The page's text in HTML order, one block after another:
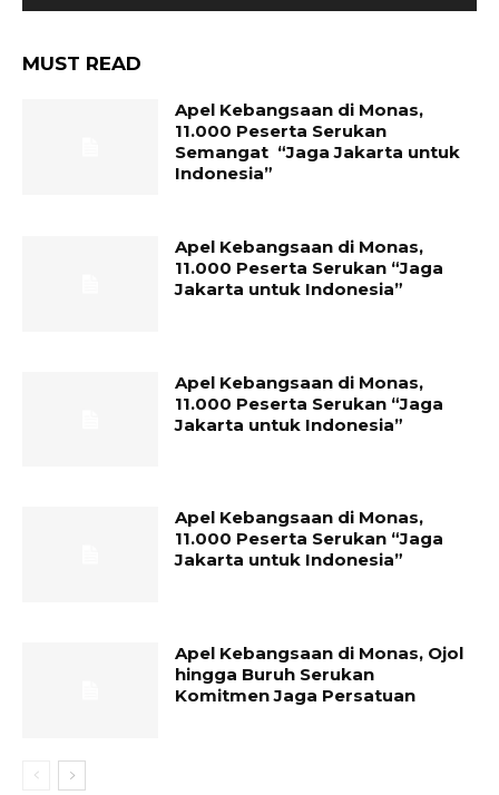
MUST READ
Apel Kebangsaan di Monas,
11.000 Peserta Serukan
Semangat “Jaga Jakarta untuk
Indonesia”
Apel Kebangsaan di Monas,
11.000 Peserta Serukan “Jaga
Jakarta untuk Indonesia”
Apel Kebangsaan di Monas,
11.000 Peserta Serukan “Jaga
Jakarta untuk Indonesia”
Apel Kebangsaan di Monas,
11.000 Peserta Serukan “Jaga
Jakarta untuk Indonesia”
Apel Kebangsaan di Monas, Ojol
hingga Buruh Serukan
Komitmen Jaga Persatuan